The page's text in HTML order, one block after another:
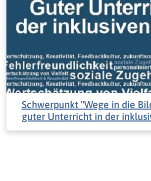
Schwerpunkt "Wege in die
guter Unterricht in der